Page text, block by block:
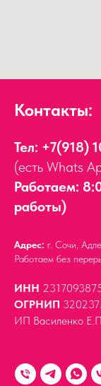
Контакты:
Тел: +7(918)
(есть Whats
Работаем:
работы)
Адрес: г. Сочи,
Работаем без
ИНН
ОГРНИП
ИП Василенко